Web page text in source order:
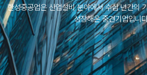
한성중공업은 산업설비 분야에서 수십 년간의
성장해온 중견기업입니